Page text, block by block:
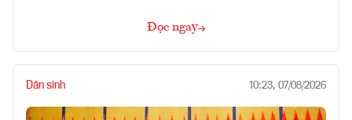
Đọc ngay
Dân sinh 10:23, 07/08/2026